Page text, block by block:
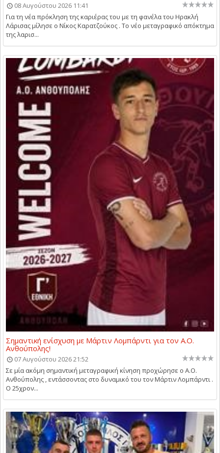
08 Αυγούστου 2026 11:41
Για τη νέα πρόκληση της καριέρας του με τη φανέλα του Ηρακλή
Λάρισας μίλησε ο Νίκος Καρατζούκος . Το νέο μεταγραφικό απόκτημα
της λαρισ...
Σημαντική ενίσχυση με Μάρτιν Λομπάρντι για τον Α.Ο.
Ανθούπολης!
07 Αυγούστου 2026 21:52
Σε μία ακόμη σημαντική μεταγραφική κίνηση προχώρησε ο Α.Ο.
Ανθούπολης , εντάσσοντας στο δυναμικό του τον Μάρτιν Λομπάρντι .
Ο 25χρον...